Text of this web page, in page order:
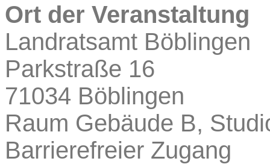
Ort der Veranstaltung
Landratsamt Böblingen
Parkstraße 16
71034 Böblingen
Raum Gebäude B,
Barrierefreier Zugang